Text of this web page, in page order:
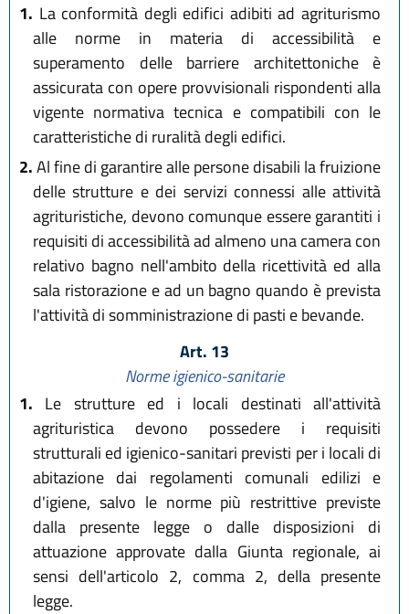
1. La conformità degli edifici adibiti ad agriturismo
alle norme in materia di accessibilità e
superamento delle barriere architettoniche è
assicurata con opere provvisionali rispondenti alla
vigente normativa tecnica e compatibili con le
caratteristiche di ruralità degli edifici.
2.Al fine di garantire alle persone disabili la fruizione
delle strutture e dei servizi connessi alle attività
agrituristiche, devono comunque essere garantiti i
requisiti di accessibilità ad almeno una camera con
relativo bagno nell'ambito della ricettività ed alla
sala ristorazione e ad un bagno quando è prevista
l'attività di somministrazione di pasti e bevande.
Art. 13
Norme igienico-sanitarie
1. Le strutture ed i locali destinati all'attività
agrituristica devono possedere i requisiti
strutturali ed igienico-sanitari previsti per i locali di
abitazione dai regolamenti comunali edilizi e
d'igiene, salvo le norme più restrittive previste
dalla presente legge o dalle disposizioni di
attuazione approvate dalla Giunta regionale, ai
sensi dell'articolo 2, comma 2, della presente
legge.